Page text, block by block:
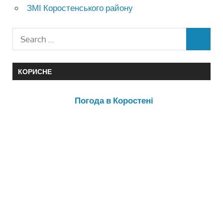
ЗМІ Коростенського району
КОРИСНЕ
Погода в Коростені